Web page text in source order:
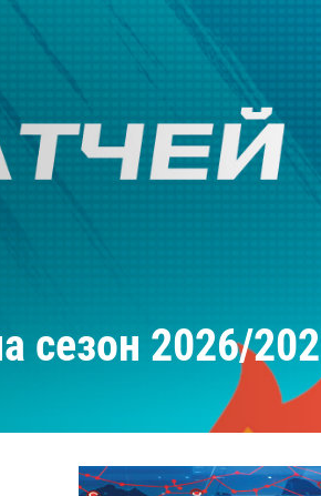
сезон 2026/